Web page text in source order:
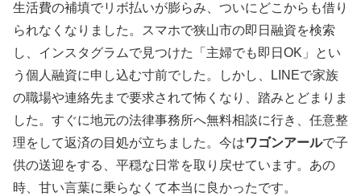
生活費の補填でリボ払いが膨らみ、ついにどこからも借り
られなくなりました。スマホで狭山市の即日融資を検索
し、インスタグラムで見つけた「主婦でも即日OK」とい
う個人融資に申し込む寸前でした。しかし、LINEで家族
の職場や連絡先まで要求されて怖くなり、踏みとどまりま
した。すぐに地元の法律事務所へ無料相談に行き、任意整
理をして返済の目処が立ちました。今はワゴンアールで子
供の送迎をする、平穏な日常を取り戻せています。あの
時、甘い言葉に乗らなくて本当に良かったです。